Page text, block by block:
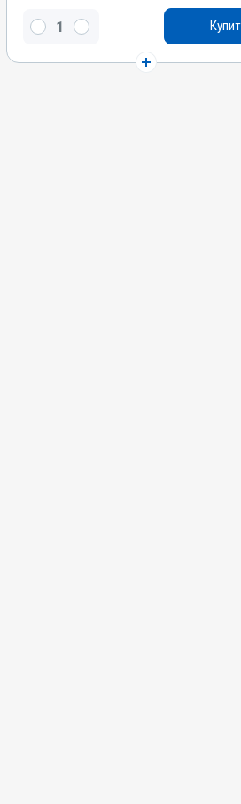
Стрептоміцину сульфат, Стрептоцид білий,
Бензилпеніциліну натрієва сіль